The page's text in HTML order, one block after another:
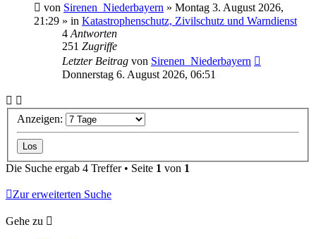
von Sirenen_Niederbayern » Montag 3. August 2026,
21:29 » in Katastrophenschutz, Zivilschutz und Warndienst
4 Antworten
251 Zugriffe
Letzter Beitrag von Sirenen_Niederbayern
Donnerstag 6. August 2026, 06:51
Anzeigen:
Die Suche ergab 4 Treffer • Seite 1 von 1
Zur erweiterten Suche
Gehe zu